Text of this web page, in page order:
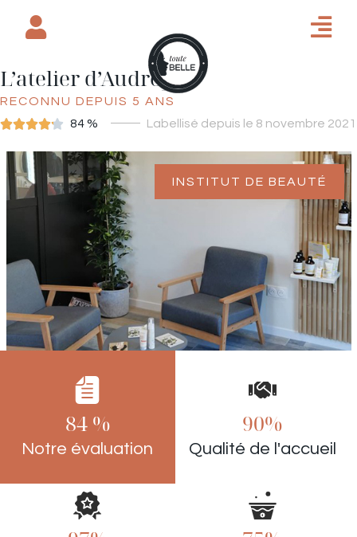
L’atelier d’Audrey
RECONNU DEPUIS 5 ANS
 84 % Labellisé depuis le 8 novembre 2021
INSTITUT DE BEAUTÉ
84 %
Notre évaluation
90%
Qualité de l'accueil